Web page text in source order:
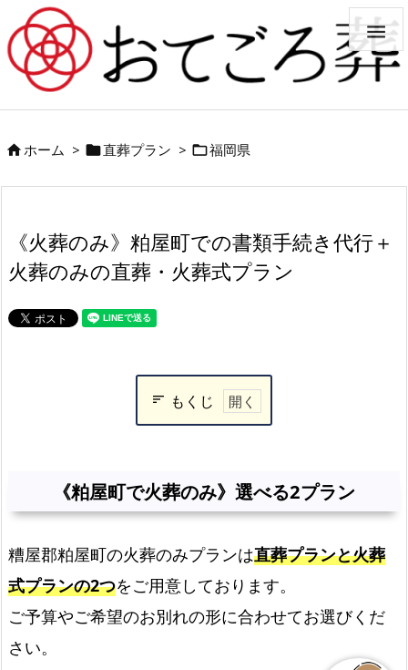

ホーム > 直葬プラン > 福岡県
《火葬のみ》粕屋町での書類手続き代行＋
火葬のみの直葬・火葬式プラン
もくじ
《粕
町
で
葬
の
選
《粕屋町で火葬のみ》選べる2プラン
糟屋郡粕屋町の火葬のみプランは直葬プランと火葬
式プランの2つをご用意しております。
ご予算やご希望のお別れの形に合わせてお選びくだ
さい。